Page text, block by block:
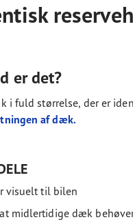
er det?
i fuld størrelse, der er
af dæk.
visuelt til bilen
midlertidige dæk